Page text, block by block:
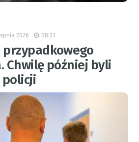
2026 08:23
Chwilę później byli
policji